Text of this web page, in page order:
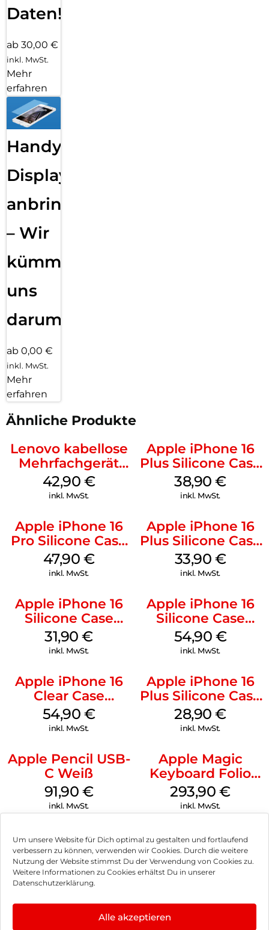
Um unsere Website für Dich optimal zu gestalten und fortlaufend
verbessern zu können, verwenden wir Cookies. Durch die weitere
Nutzung der Website stimmst Du der Verwendung von Cookies zu.
Weitere Informationen zu Cookies erhältst Du in unserer
Datenschutzerklärung.
Alle akzeptieren
Daten!
ab 30,00 €
inkl. MwSt.
Mehr
erfahren
Handy
Displayfolie
anbringen
– Wir
kümmern
uns
darum!
ab 0,00 €
inkl. MwSt.
Mehr
erfahren
Ähnliche Produkte
Lenovo kabellose
Mehrfachgerät
Luna Grey
42,90 €
inkl. MwSt.
Apple iPhone 16
Plus Silicone Case
MagSafe Denim
38,90€
inkl. MwSt.
Apple iPhone 16
Pro Silicone Case
MagSafe Denim
47,90 €
inkl. MwSt.
Apple iPhone 16
Plus Silicone Case
MagSafe Lake
Green
33,90 €
inkl. MwSt.
Apple iPhone 16
Silicone Case
MagSafe Fuchsia
31,90€
inkl. MwSt.
Apple iPhone 16
Silicone Case
MagSafe Lake
Green
54,90 €
inkl. MwSt.
Apple iPhone 16
Clear Case
MagSafe
Transparent
54,90 €
inkl. MwSt.
Apple iPhone 16
Plus Silicone Case
MagSafe Black
28,90€
inkl. MwSt.
Apple Pencil USB-
C Weiß
91,90 €
inkl. MwSt.
Apple Magic
Keyboard Folio
iPad 10.9″ (10.Gen.)
Weiß
293,90€
inkl. MwSt.
Impressum